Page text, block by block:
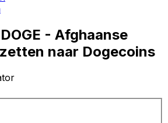
- Afghaanse
naar Dogecoins